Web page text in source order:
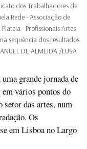
dos Trabalhadores de
Rede - Associação de
- Profissionais Artes
sequência dos resultados
DE ALMEIDA /LUSA
grande jornada de
em vários pontos do
setor das artes, num
Os
em Lisboa no Largo